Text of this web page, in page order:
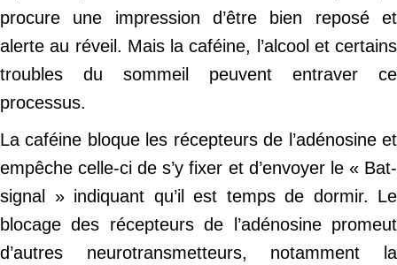
procure une impression d’être bien reposé et
alerte au réveil. Mais la caféine, l’alcool et certains
troubles du sommeil peuvent entraver ce
processus.
La caféine bloque les récepteurs de l’adénosine et
empêche celle-ci de s’y fixer et d’envoyer le « Bat-
signal » indiquant qu’il est temps de dormir. Le
blocage des récepteurs de l’adénosine promeut
d’autres neurotransmetteurs, notamment la